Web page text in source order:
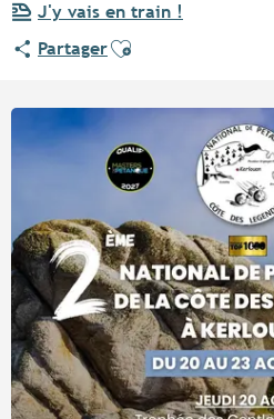
J'y vais en train !
PartagerAjouter aux favoris